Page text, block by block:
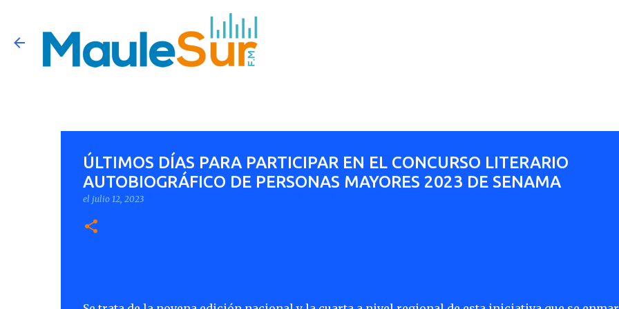
ÚLTIMOS DÍAS PARA PARTICIPAR EN EL CONCURSO LITERARIO
AUTOBIOGRÁFICO DE PERSONAS MAYORES 2023 DE SENAMA
el julio 12, 2023